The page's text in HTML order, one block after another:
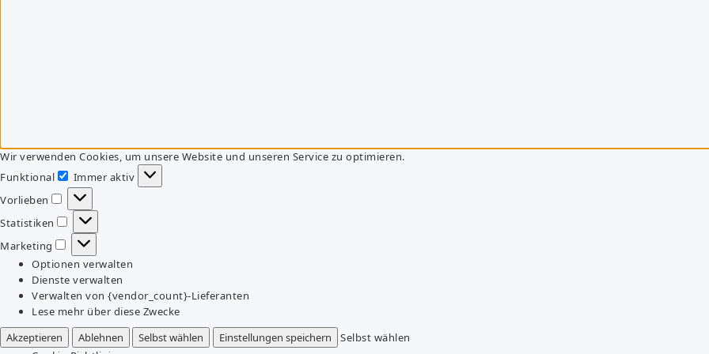
Wir verwenden Cookies, um unsere Website und unseren Service zu optimieren.
Funktional
Funktional
Immer aktiv
Vorlieben
Vorlieben
Statistiken
Statistiken
Marketing
Marketing
Optionen verwalten
Dienste verwalten
Verwalten von {vendor_count}-Lieferanten
Lese mehr über diese Zwecke
Akzeptieren
Ablehnen Selbst wählen Einstellungen speichern
Selbst wählen